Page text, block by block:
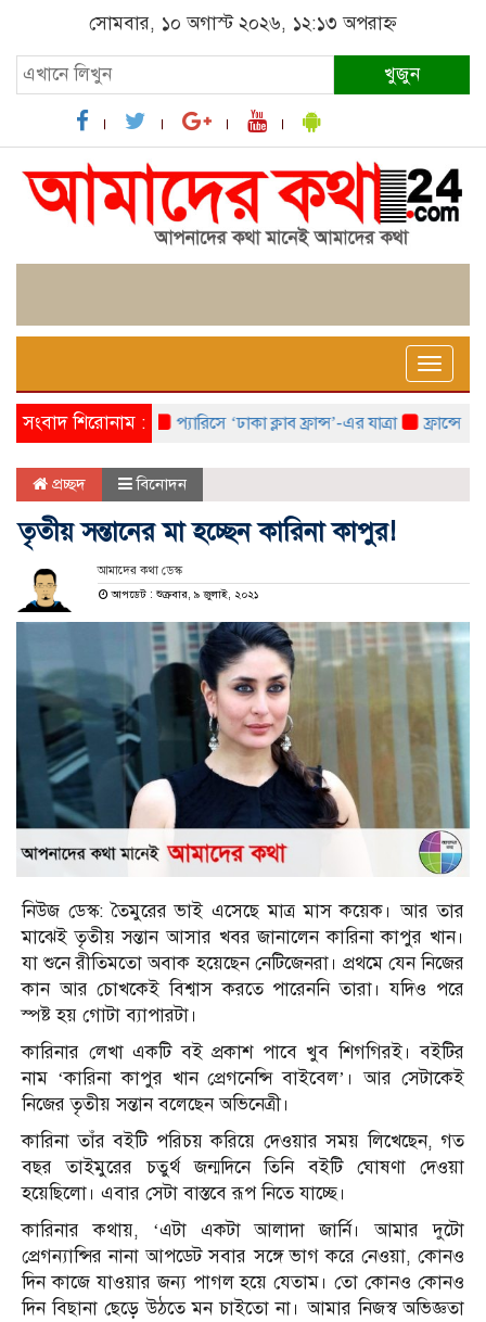
সোমবার, ১০ অগাস্ট ২০২৬, ১২:১৩ অপরাহ্ন
খুজুন
Toggle
সংবাদ শিরোনাম :প্যারিসে ‘ঢাকা ক্লাব ফ্রান্স’-এর যাত্রা ফ্রান্সে
প্রচ্ছদ বিনোদন
তৃতীয় সন্তানের মা হচ্ছেন কারিনা কাপুর!
আমাদের কথা ডেস্ক
আপডেট : শুক্রবার, ৯ জুলাই, ২০২১
নিউজ ডেস্ক: তৈমুরের ভাই এসেছে মাত্র মাস কয়েক। আর তার
মাঝেই তৃতীয় সন্তান আসার খবর জানালেন কারিনা কাপুর খান।
যা শুনে রীতিমতো অবাক হয়েছেন নেটিজেনরা। প্রথমে যেন নিজের
কান আর চোখকেই বিশ্বাস করতে পারেননি তারা। যদিও পরে
স্পষ্ট হয় গোটা ব্যাপারটা।
কারিনার লেখা একটি বই প্রকাশ পাবে খুব শিগগিরই। বইটির
নাম ‘কারিনা কাপুর খান প্রেগনেন্সি বাইবেল’। আর সেটাকেই
নিজের তৃতীয় সন্তান বলেছেন অভিনেত্রী।
কারিনা তাঁর বইটি পরিচয় করিয়ে দেওয়ার সময় লিখেছেন, গত
বছর তাইমুরের চতুর্থ জন্মদিনে তিনি বইটি ঘোষণা দেওয়া
হয়েছিলো। এবার সেটা বাস্তবে রূপ নিতে যাচ্ছে।
কারিনার কথায়, ‘এটা একটা আলাদা জার্নি। আমার দুটো
প্রেগন্যান্সির নানা আপডেট সবার সঙ্গে ভাগ করে নেওয়া, কোনও
দিন কাজে যাওয়ার জন্য পাগল হয়ে যেতাম। তো কোনও কোনও
দিন বিছানা ছেড়ে উঠতে মন চাইতো না। আমার নিজস্ব অভিজ্ঞতা